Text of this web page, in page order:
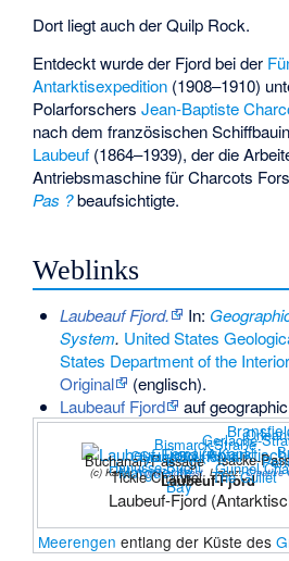
Dort liegt auch derQuilp Rock.
Entdeckt wurde der Fjord bei der
Antarktisexpedition (1908–1910)
PolarforschersJean-Baptiste
nach dem französischen
Laubeuf (1864–1939), der die
Antriebsmaschine für Charcots
Pas ?beaufsichtigte.
Weblinks
Laubeauf Fjord. In:
System. United States
States Department of the Interior
Original
(englisch).
Laubeauf Fjord
auf
(c)Karte:NordNordWest, Lizenz:Creative
Laubeuf-Fjord
Marguerite
Bay
Laubeuf-Fjord
The Gullet
Gunnel
Tickle Channel
Hanusse-Bucht
Buchanan-Passage Isacke-
Crystal Sound
Grandidier-Kanal
Lemaire-Kanal
Bismarck-Straße
Gerlache-
Meerengen entlang der Küste des